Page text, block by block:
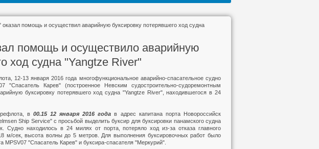
оказал помощь и осуществил аварийную буксировку потерявшего ход судна
помощь и осуществило аварийную
ход судна "Yangtze River"
12-13 января 2016 года многофункциональное аварийно-спасательное судно
Карев" (построенное Невским судостроительно-судоремонтным
буксировку потерявшего ход судна "Yangtze River", находившегося в 24
в 00.15 12 января 2016 года в адрес капитана порта Новороссийск
Ship Service" с просьбой выделить буксир для буксировки панамского судна
Судно находилось в 24 милях от порта, потеряло ход из-за отказа главного
м/сек, высота волны до 5 метров. Для выполнения буксировочных работ было
"Спасатель Карев" и буксира-спасателя "Меркурий".